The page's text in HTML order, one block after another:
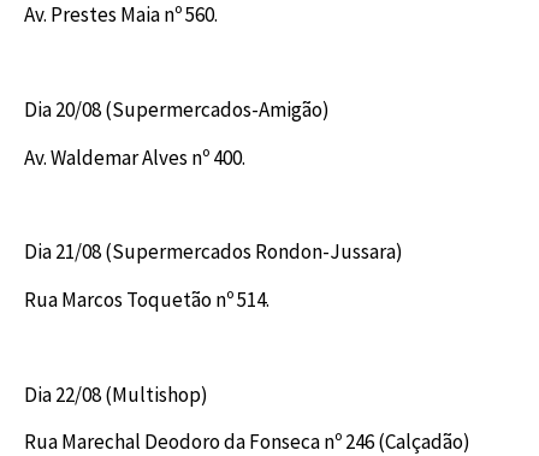
Av. Prestes Maia nº 560.
Dia 20/08 (Supermercados-Amigão)
Av. Waldemar Alves nº 400.
Dia 21/08 (Supermercados Rondon-Jussara)
Rua Marcos Toquetão nº 514.
Dia 22/08 (Multishop)
Rua Marechal Deodoro da Fonseca nº 246 (Calçadão)